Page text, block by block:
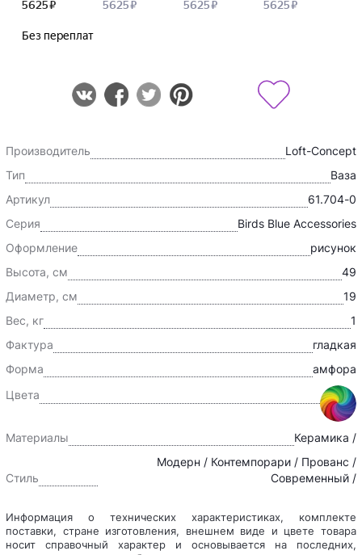
Производитель
Loft-Concept
Тип
Ваза
Артикул
61.704-0
Серия
Birds Blue Accessories
Оформление
рисунок
Высота, см
49
Диаметр, см
19
Вес, кг
1
Фактура
гладкая
Форма
амфора
Цвета
Материалы Керамика /
Стиль
Модерн / Контемпорари / Прованс /
Современный /
Информация о технических характеристиках, комплекте
поставки, стране изготовления, внешнем виде и цвете товара
носит справочный характер и основывается на последних,